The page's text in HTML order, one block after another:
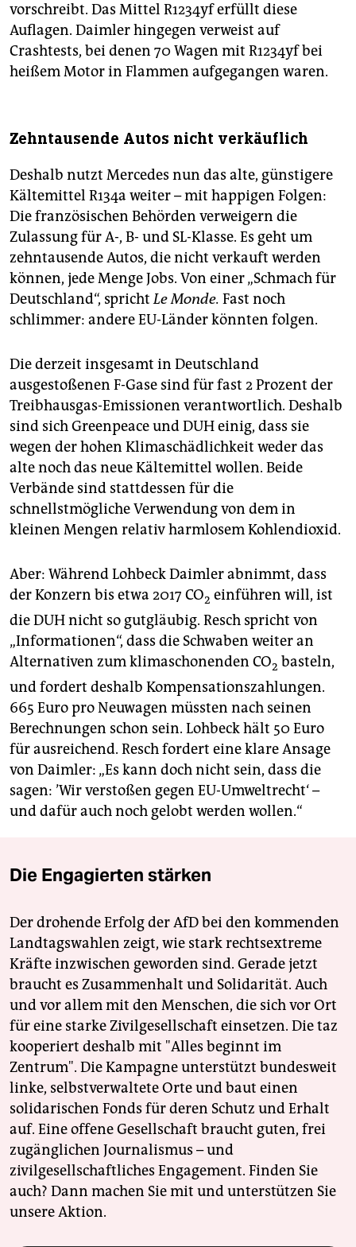
vorschreibt. Das Mittel R1234yf erfüllt diese
Auflagen. Daimler hingegen verweist auf
Crashtests, bei denen 70 Wagen mit R1234yf bei
heißem Motor in Flammen aufgegangen waren.
Zehntausende Autos nicht verkäuflich
Deshalb nutzt Mercedes nun das alte, günstigere
Kältemittel R134a weiter – mit happigen Folgen:
Die französischen Behörden verweigern die
Zulassung für A-, B- und SL-Klasse. Es geht um
zehntausende Autos, die nicht verkauft werden
können, jede Menge Jobs. Von einer „Schmach für
Deutschland“, sprichtLe Monde. Fast noch
schlimmer: andere EU-Länder könnten folgen.
Die derzeit insgesamt in Deutschland
ausgestoßenen F-Gase sind für fast 2 Prozent der
Treibhausgas-Emissionen verantwortlich. Deshalb
sind sich Greenpeace und DUH einig, dass sie
wegen der hohen Klimaschädlichkeit weder das
alte noch das neue Kältemittel wollen. Beide
Verbände sind stattdessen für die
schnellstmögliche Verwendung von dem in
kleinen Mengen relativ harmlosem Kohlendioxid.
Aber: Während Lohbeck Daimler abnimmt, dass
der Konzern bis etwa 2017 CO2 einführen will, ist
die DUH nicht so gutgläubig. Resch spricht von
„Informationen“, dass die Schwaben weiter an
Alternativen zum klimaschonenden CO2 basteln,
und fordert deshalb Kompensationszahlungen.
665 Euro pro Neuwagen müssten nach seinen
Berechnungen schon sein. Lohbeck hält 50 Euro
für ausreichend. Resch fordert eine klare Ansage
von Daimler: „Es kann doch nicht sein, dass die
sagen: ’Wir verstoßen gegen EU-Umweltrecht‘ –
und dafür auch noch gelobt werden wollen.“
Die Engagierten stärken
Der drohende Erfolg der AfD bei den kommenden
Landtagswahlen zeigt, wie stark rechtsextreme
Kräfte inzwischen geworden sind. Gerade jetzt
braucht es Zusammenhalt und Solidarität. Auch
und vor allem mit den Menschen, die sich vor Ort
für eine starke Zivilgesellschaft einsetzen. Die taz
kooperiert deshalb mit "Alles beginnt im
Zentrum". Die Kampagne unterstützt bundesweit
linke, selbstverwaltete Orte und baut einen
solidarischen Fonds für deren Schutz und Erhalt
auf. Eine offene Gesellschaft braucht guten, frei
zugänglichen Journalismus – und
zivilgesellschaftliches Engagement. Finden Sie
auch? Dann machen Sie mit und unterstützen Sie
unsere Aktion.